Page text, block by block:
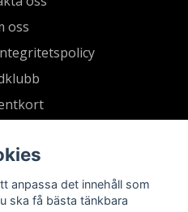
oss
anpassa det innehåll som
ska få bästa tänkbara